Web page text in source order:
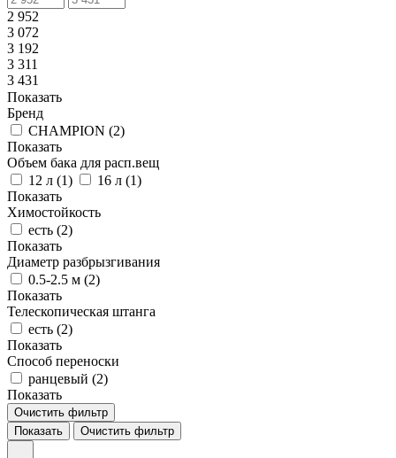
2 952
3 072
3 192
3 311
3 431
Показать
Бренд
CHAMPION (2)
Показать
Объем бака для расп.вещ
12 л (1) 16 л (1)
Показать
Химостойкость
есть (2)
Показать
Диаметр разбрызгивания
0.5-2.5 м (2)
Показать
Телескопическая штанга
есть (2)
Показать
Способ переноски
ранцевый (2)
Показать
Очистить фильтр
Показать
Очистить фильтр